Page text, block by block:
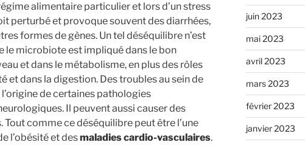
alimentaire particulier et lors d’un stress
perturbé et provoque souvent des diarrhées,
formes de gènes. Un tel déséquilibre n’est
le microbiote est impliqué dans le bon
et dans le métabolisme, en plus des rôles
et dans la digestion. Des troubles au sein de
de certaines pathologies
Il peuvent aussi causer des
comme ce déséquilibre peut être l’une
l’obésité et desmaladies cardio-vasculaires.
juin 2023
mai 2023
avril 2023
mars 2023
février 2023
janvier 2023